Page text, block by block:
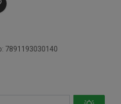
7891193030140